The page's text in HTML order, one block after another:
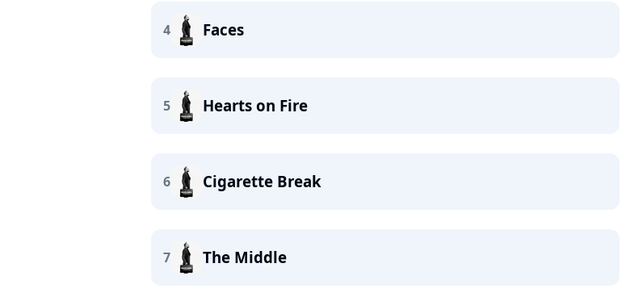
4 Faces
5 Hearts on Fire
6 Cigarette Break
7 The Middle